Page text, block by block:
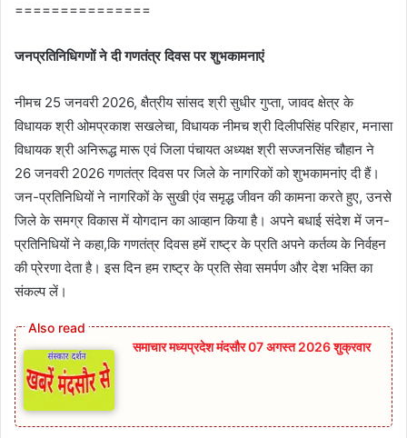
===============
जनप्रतिनिधिगणों ने दी गणतंत्र दिवस पर शुभकामनाएं
नीमच 25 जनवरी 2026, क्षैत्रीय सांसद श्री सुधीर गुप्ता, जावद क्षेत्र के
विधायक श्री ओमप्रकाश सखलेचा, विधायक नीमच श्री दिलीपसिंह परिहार, मनासा
विधायक श्री अनिरूद्ध मारू एवं जिला पंचायत अध्‍यक्ष श्री सज्‍जनसिंह चौहान ने
26 जनवरी 2026 गणतंत्र दिवस पर जिले के नागरिकों को शुभकामनांए दी हैं।
जन-प्रतिनिधियों ने नागरिकों के सुखी एंव समृद्ध जीवन की कामना करते हुए, उनसे
जिले के समग्र विकास में योगदान का आव्हान किया है। अपने बधाई संदेश में जन-
प्रतिनिधियों ने कहा,कि गणतंत्र दिवस हमें राष्ट्र के प्रति अपने कर्तव्य के निर्वहन
की प्रेरणा देता है। इस दिन हम राष्ट्र के प्रति सेवा समर्पण और देश भक्ति का
संकल्प लें।
समाचार मध्यप्रदेश मंदसौर 07 अगस्त 2026 शुक्रवार